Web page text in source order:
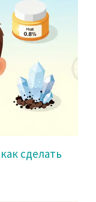
сделать